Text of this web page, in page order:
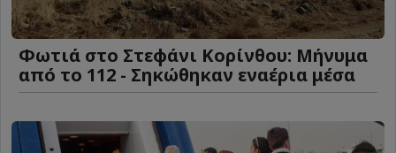
Φωτιά στο Στεφάνι Κορίνθου: Μήνυμα
από το 112 - Σηκώθηκαν εναέρια μέσα